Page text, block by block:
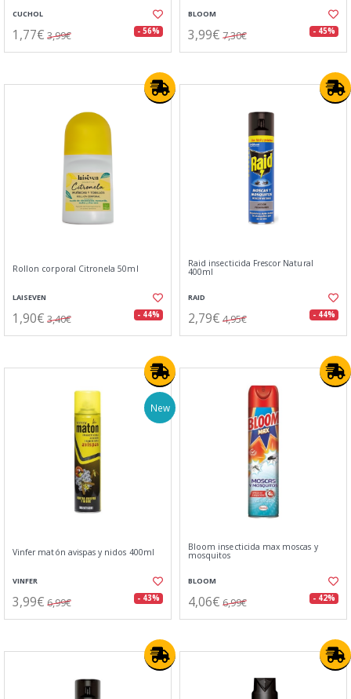
CUCHOL
1,77€ 3,99€ - 56%
BLOOM
3,99€ 7,30€ - 45%
Rollon corporal Citronela 50ml
LAISEVEN
1,90€ 3,40€ - 44%
Raid insecticida Frescor Natural
400ml
RAID
2,79€ 4,95€ - 44%
New
Vinfer matón avispas y nidos 400ml
VINFER
3,99€ 6,99€ - 43%
Bloom insecticida max moscas y
mosquitos
BLOOM
4,06€ 6,99€ - 42%